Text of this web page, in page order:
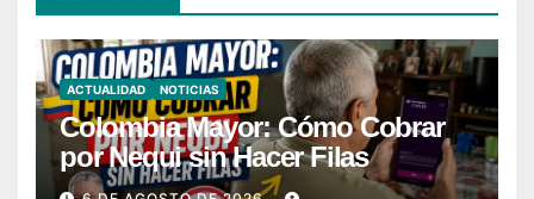
ACTUALIDAD NOTICIAS
Colombia Mayor: Cómo Cobrar
por Nequi sin Hacer Filas